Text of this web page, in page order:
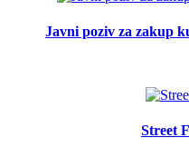
Javni poziv za zakup
Street